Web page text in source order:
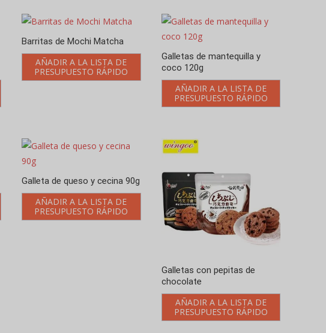
Barritas de Mochi Matcha
AÑADIR A LA LISTA DE
PRESUPUESTO RÁPIDO
Galletas de mantequilla y
coco 120g
AÑADIR A LA LISTA DE
PRESUPUESTO RÁPIDO
Galleta de queso y cecina 90g
AÑADIR A LA LISTA DE
PRESUPUESTO RÁPIDO
Galletas con pepitas de
chocolate
AÑADIR A LA LISTA DE
PRESUPUESTO RÁPIDO